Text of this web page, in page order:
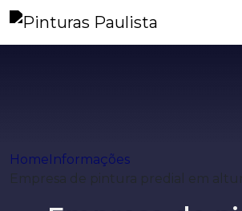
HomeInformações
Empresa de pintura predial em